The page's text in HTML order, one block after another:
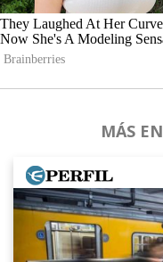
MÁS EN